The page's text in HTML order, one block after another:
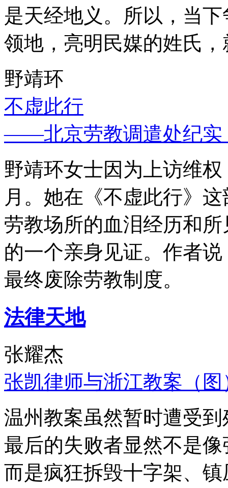
是天经地义。所以，当
领地，亮明民媒的姓氏
野靖环
不虚此行
——北京劳教调遣处纪实
野靖环女士因为上访维
月。她在《不虚此行》
劳教场所的血泪经历和
的一个亲身见证。作者
最终废除劳教制度。
法律天地
张耀杰
张凯律师与浙江教案（图
温州教案虽然暂时遭受
最后的失败者显然不是
而是疯狂拆毁十字架、